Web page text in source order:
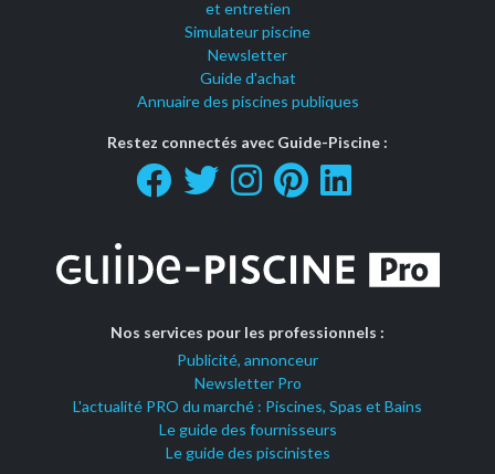
et entretien
Simulateur piscine
Newsletter
Guide d'achat
Annuaire des piscines publiques
Restez connectés avec Guide-Piscine :
Nos services pour les professionnels :
Publicité, annonceur
Newsletter Pro
L'actualité PRO du marché : Piscines, Spas et Bains
Le guide des fournisseurs
Le guide des piscinistes